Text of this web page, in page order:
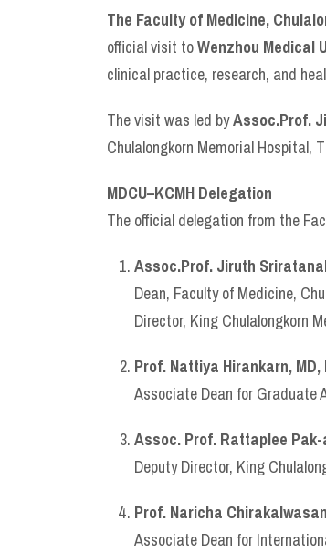
The Faculty of Medicine,
official visit toWenzhou Medical
clinical practice, research, and
The visit was led byAssoc.Prof.
Chulalongkorn Memorial Hospital,
MDCU–KCMH Delegation
The official delegation from the
Assoc.Prof. Jiruth
Dean, Faculty of Medicine,
Director, King Chulalongkorn
Prof. Nattiya Hirankarn, MD,
Associate Dean for Graduate
Assoc. Prof. Rattaplee Pak-
Deputy Director, King
Prof. Naricha
Associate Dean for